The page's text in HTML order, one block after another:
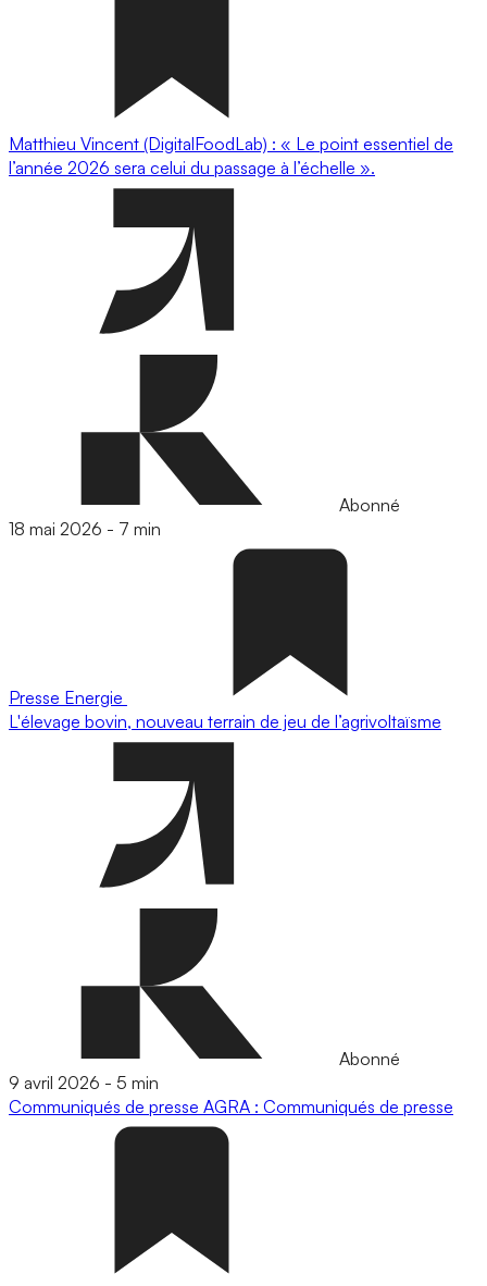
Matthieu Vincent (DigitalFoodLab) : « Le point essentiel de
l’année 2026 sera celui du passage à l’échelle ».
Abonné
18 mai 2026 - 7 min
Presse Energie
L'élevage bovin, nouveau terrain de jeu de l’agrivoltaïsme
Abonné
9 avril 2026 - 5 min
Communiqués de presse AGRA : Communiqués de presse